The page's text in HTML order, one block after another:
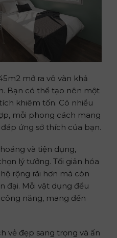
mở ra vô vàn khả
Bạn có thể tạo nên một
khiêm tốn. Có nhiều
mỗi phong cách mang
ứng sở thích của bạn.
và tiện dụng,
lý tưởng. Tối giản hóa
rộng rãi hơn mà còn
đại. Mỗi vật dụng đều
năng, mang đến
vẻ đẹp sang trọng và ấn